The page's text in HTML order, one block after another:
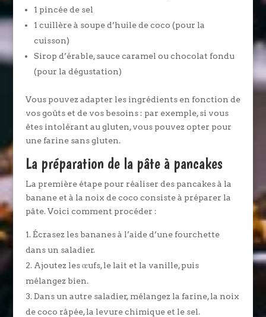
1 pincée de sel
1 cuillère à soupe d’huile de coco (pour la
cuisson)
Sirop d’érable, sauce caramel ou chocolat fondu
(pour la dégustation)
Vous pouvez adapter les ingrédients en fonction de
vos goûts et de vos besoins : par exemple, si vous
êtes intolérant au gluten, vous pouvez opter pour
une farine sans gluten.
La préparation de la pâte à pancakes
La première étape pour réaliser des pancakes à la
banane et à la noix de coco consiste à préparer la
pâte. Voici comment procéder :
Écrasez les bananes à l’aide d’une fourchette
dans un saladier.
Ajoutez les œufs, le lait et la vanille, puis
mélangez bien.
Dans un autre saladier, mélangez la farine, la noix
de coco râpée, la levure chimique et le sel.